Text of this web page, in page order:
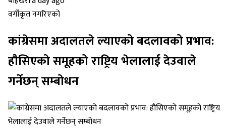
वर्गीकृत नगरिएको
कांग्रेसमा अदालतले ल्याएको बदलावको प्रभाव:
हौसिएको समूहको राष्ट्रिय भेलालाई देउवाले
गर्नेछन् सम्बोधन